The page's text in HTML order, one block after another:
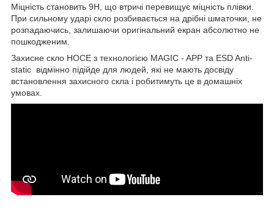
Міцність становить 9Н, що втричі перевищує міцність плівки.
При сильному ударі скло розбивається на дрібні шматочки, не
розпадаючись, залишаючи оригінальний екран абсолютно не
пошкодженим.
Захисне скло HOCE з технологією MAGIC - APP та ESD Anti-
static відмінно підійде для людей, які не мають досвіду
встановлення захисного скла і робитимуть це в домашніх
умовах.